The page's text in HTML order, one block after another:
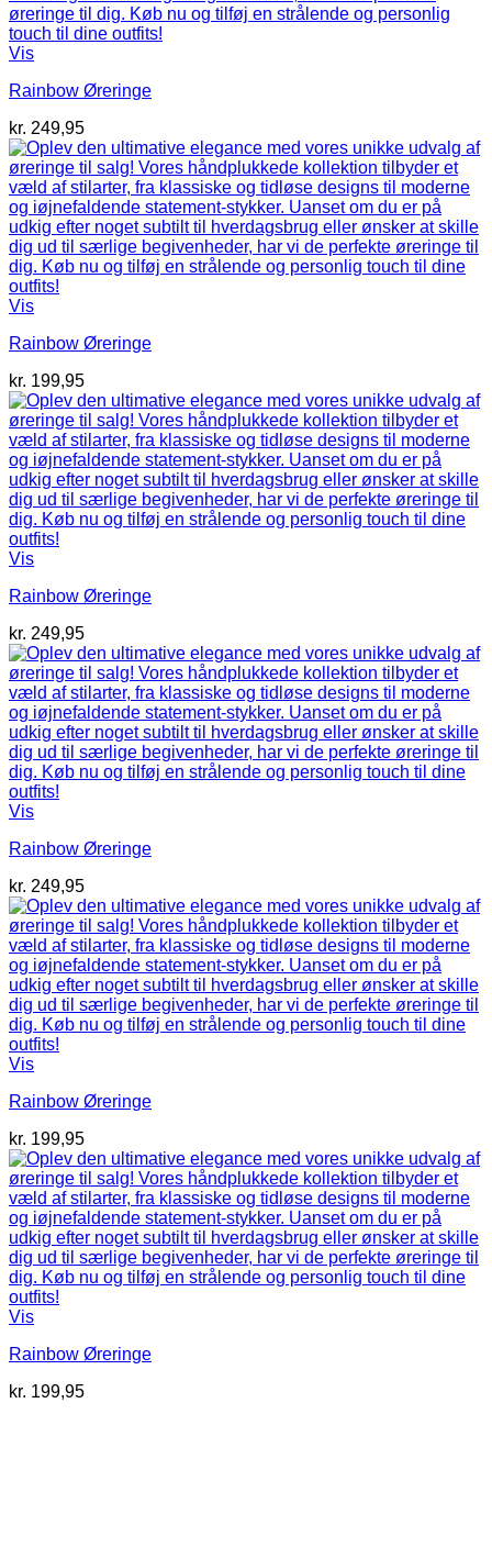
Vis
Rainbow Øreringe
kr. 249,95
Vis
Rainbow Øreringe
kr. 199,95
Vis
Rainbow Øreringe
kr. 249,95
Vis
Rainbow Øreringe
kr. 249,95
Vis
Rainbow Øreringe
kr. 199,95
Vis
Rainbow Øreringe
kr. 199,95